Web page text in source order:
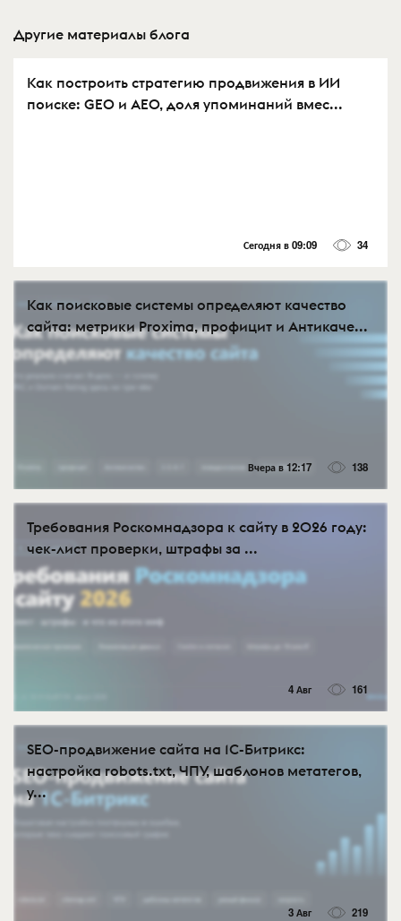
Другие материалы блога
Как построить стратегию продвижения в ИИ
поиске: GEO и AEO, доля упоминаний вмес...
Сегодня в 09:09 34
Как поисковые системы определяют качество
сайта: метрики Proxima, профицит и Антикаче...
Вчера в 12:17 138
Требования Роскомнадзора к сайту в 2026 году:
чек-лист проверки, штрафы за ...
4 Авг 161
SEO-продвижение сайта на 1С-Битрикс:
настройка robots.txt, ЧПУ, шаблонов метатегов,
у...
3 Авг 219